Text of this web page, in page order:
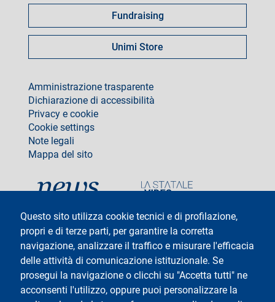
Questo sito utilizza cookie tecnici e di profilazione,
propri e di terze parti, per garantire la corretta
navigazione, analizzare il traffico e misurare l'efficacia
delle attività di comunicazione istituzionale. Se
prosegui la navigazione o clicchi su "Accetta tutti" ne
acconsenti l'utilizzo, oppure puoi personalizzare la
Fundraising
Unimi Store
footer
Amministrazione trasparente
Dichiarazione di accessibilità
Privacy e cookie
Cookie settings
Note legali
Mappa del sito
Testo
Università degli Studi di Milano
Via Festa del Perdono 7 - 20122 Milano
Tel: +39 02 5032 5032
InformaStudenti
social